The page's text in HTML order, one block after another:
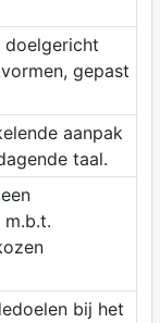
gepast
aanpak
taal.
bij het